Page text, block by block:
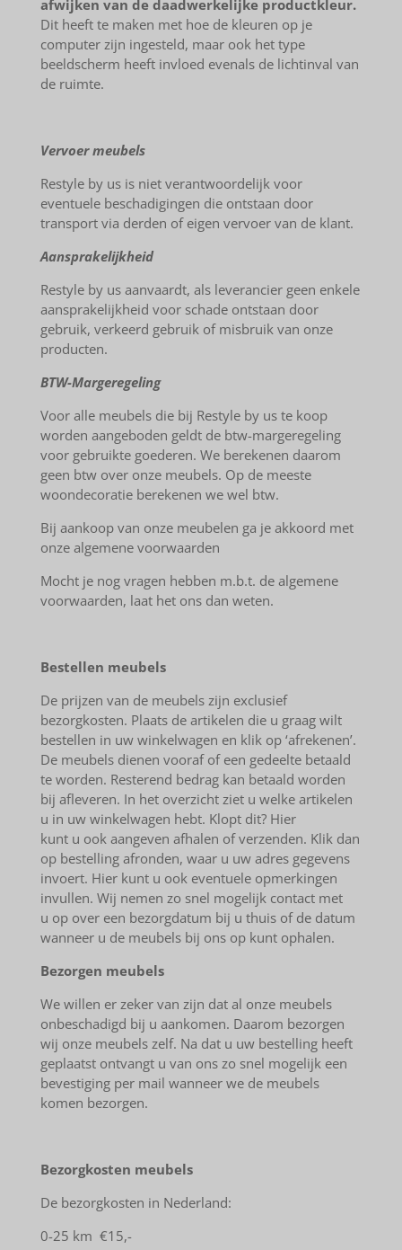
afwijken van de daadwerkelijke productkleur.
Dit heeft te maken met hoe de kleuren op je
computer zijn ingesteld, maar ook het type
beeldscherm heeft invloed evenals de lichtinval van
de ruimte.
Vervoer meubels
Restyle by us is niet verantwoordelijk voor
eventuele beschadigingen die ontstaan door
transport via derden of eigen vervoer van de klant.
Aansprakelijkheid
Restyle by us aanvaardt, als leverancier geen enkele
aansprakelijkheid voor schade ontstaan door
gebruik, verkeerd gebruik of misbruik van onze
producten.
BTW-Margeregeling
Voor alle meubels die bij Restyle by us te koop
worden aangeboden geldt de btw-margeregeling
voor gebruikte goederen. We berekenen daarom
geen btw over onze meubels. Op de meeste
woondecoratie berekenen we wel btw.
Bij aankoop van onze meubelen ga je akkoord met
onze algemene voorwaarden
Mocht je nog vragen hebben m.b.t. de algemene
voorwaarden, laat het ons dan weten.
Bestellen meubels
De prijzen van de meubels zijn exclusief
bezorgkosten. Plaats de artikelen die u graag wilt
bestellen in uw winkelwagen en klik op ‘afrekenen’.
De meubels dienen vooraf of een gedeelte betaald
te worden. Resterend bedrag kan betaald worden
bij afleveren. In het overzicht ziet u welke artikelen
u in uw winkelwagen hebt. Klopt dit? Hier
kunt u ook aangeven afhalen of verzenden. Klik dan
op bestelling afronden, waar u uw adres gegevens
invoert. Hier kunt u ook eventuele opmerkingen
invullen. Wij nemen zo snel mogelijk contact met
u op over een bezorgdatum bij u thuis of de datum
wanneer u de meubels bij ons op kunt ophalen.
Bezorgen meubels
We willen er zeker van zijn dat al onze meubels
onbeschadigd bij u aankomen. Daarom bezorgen
wij onze meubels zelf. Na dat u uw bestelling heeft
geplaatst ontvangt u van ons zo snel mogelijk een
bevestiging per mail wanneer we de meubels
komen bezorgen.
Bezorgkosten meubels
De bezorgkosten in Nederland:
0-25 km €15,-